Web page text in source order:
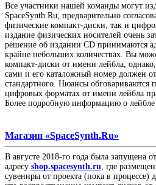
Все участники нашей команды могут
SpaceSynth.Ru, предварительно
физические компакт-диски, так и
издание физических носителей очень
решение об издании CD принимаются
крайне небольших количествах. Вы
компакт-диски от имени лейбла, однако,
сами и его каталожный номер должен
стандартного. Нюансы обговариваются
цифровых форматах от имени лейбла
Более подробную информацию о
Магазин «SpaceSynth.Ru»
В августе 2018-го года была запущена
адресу shop.spacesynth.ru , где
сувениры от проекта (пока в процессе)